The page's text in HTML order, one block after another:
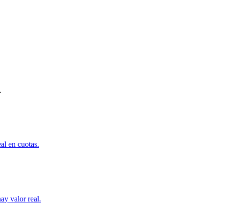
en cuotas.
valor real.